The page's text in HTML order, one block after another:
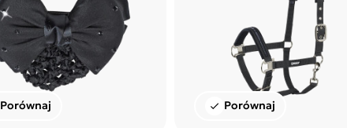
Porównaj check Porównaj